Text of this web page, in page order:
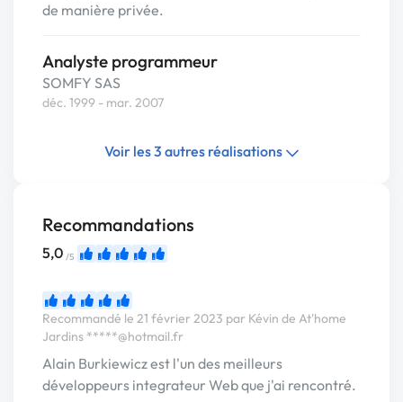
de manière privée.
Analyste programmeur
SOMFY SAS
déc. 1999 - mar. 2007
Voir les 3 autres réalisations
Recommandations
5,0 /5
Recommandé le 21 février 2023 par Kévin de At'home
Jardins *****@hotmail.fr
Alain Burkiewicz est l'un des meilleurs
développeurs integrateur Web que j'ai rencontré.